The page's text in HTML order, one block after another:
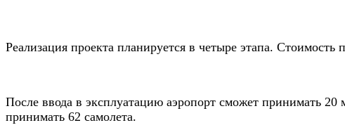
Реализация проекта планируется в четыре этапа. Стоимость
После ввода в эксплуатацию аэропорт сможет принимать
принимать 62 самолета.